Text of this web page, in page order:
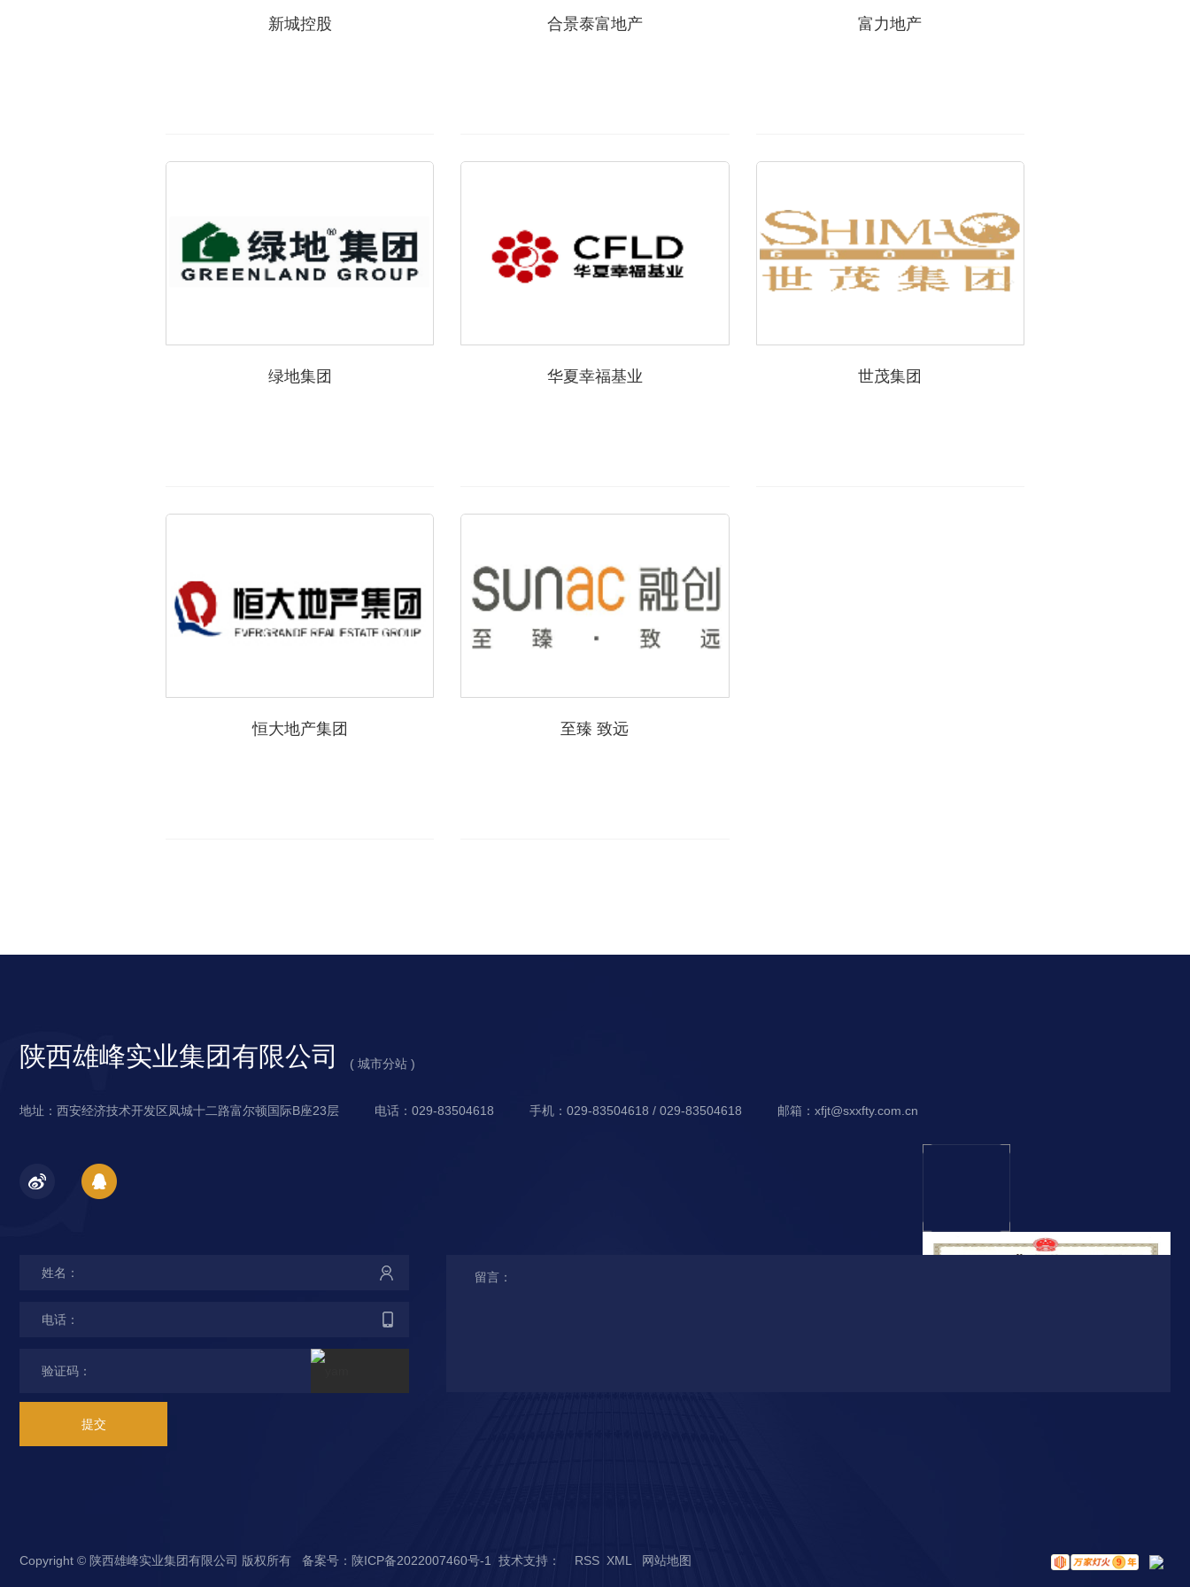
新城控股 合景泰富地产 富力地产
绿地集团 华夏幸福基业 世茂集团
恒大地产集团 至臻 致远
陕西雄峰实业集团有限公司 ( 城市分站 )
城
地址：西安经济技术开发区凤城十二路富尔顿国际B座23层 电话：029-83504618 手机：029-83504618 / 029-83504618 邮箱：xfjt@sxxfty.com.cn
提交
Copyright © 陕西雄峰实业集团有限公司 版权所有 备案号： 陕ICP备2022007460号-1 技术支持： RSS XML 网站地图